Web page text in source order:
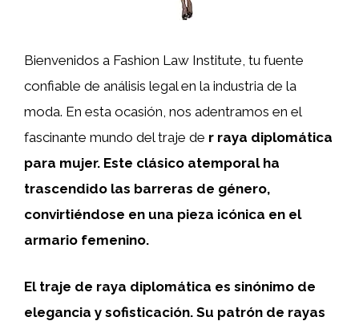
Bienvenidos a Fashion Law Institute, tu fuente
confiable de análisis legal en la industria de la
moda. En esta ocasión, nos adentramos en el
fascinante mundo del traje de r raya diplomática
para mujer. Este clásico atemporal ha
trascendido las barreras de género,
convirtiéndose en una pieza icónica en el
armario femenino.
El traje de raya diplomática es sinónimo de
elegancia y sofisticación. Su patrón de rayas